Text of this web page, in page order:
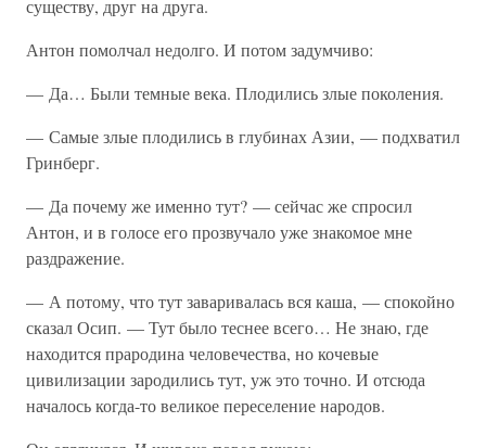
существу, друг на друга.
Антон помолчал недолго. И потом задумчиво:
— Да… Были темные века. Плодились злые поколения.
— Самые злые плодились в глубинах Азии, — подхватил
Гринберг.
— Да почему же именно тут? — сейчас же спросил
Антон, и в голосе его прозвучало уже знакомое мне
раздражение.
— А потому, что тут заваривалась вся каша, — спокойно
сказал Осип. — Тут было теснее всего… Не знаю, где
находится прародина человечества, но кочевые
цивилизации зародились тут, уж это точно. И отсюда
началось когда-то великое переселение народов.